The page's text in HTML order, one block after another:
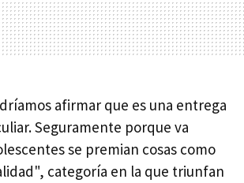
afirmar que es una entrega
Seguramente porque va
se premian cosas como
categoría en la que triunfan